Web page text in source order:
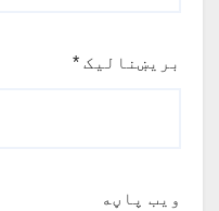
بریښنالیک *
ویب پاڼه